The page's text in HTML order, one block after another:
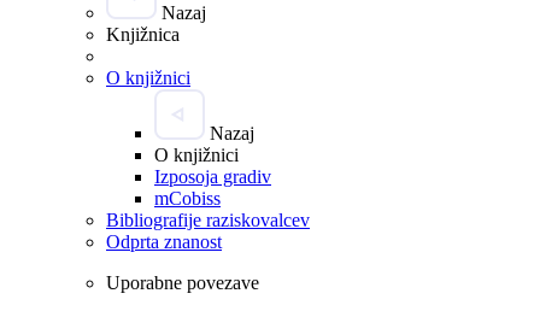
Nazaj
Knjižnica
O knjižnici
Nazaj
O knjižnici
Izposoja gradiv
mCobiss
Bibliografije raziskovalcev
Odprta znanost
Uporabne povezave